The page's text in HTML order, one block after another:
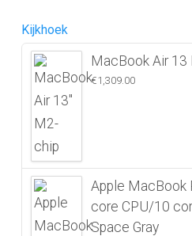
Kijkhoek
MacBook Air 13
€1,309.00
Apple MacBook
core CPU/10
Space Gray